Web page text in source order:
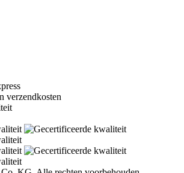
verzendkosten